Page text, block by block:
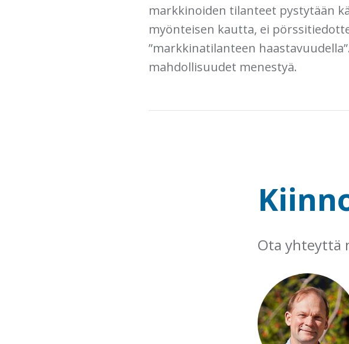
markkinoiden tilanteet pystytään
myönteisen kautta, ei
”markkinatilanteen
mahdollisuudet menestyä.
Ota yhteyttä